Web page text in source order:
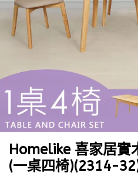
Homelike 喜家居實
(一桌四椅)(2314-